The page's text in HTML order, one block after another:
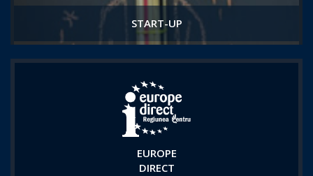
START-UP
EUROPE
DIRECT